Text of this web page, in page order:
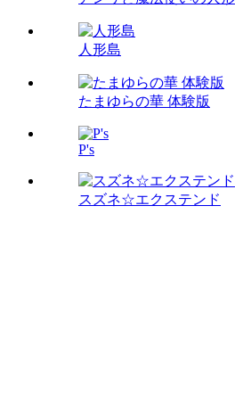
人形島
たまゆらの華 体験版
P's
スズネ☆エクステンド